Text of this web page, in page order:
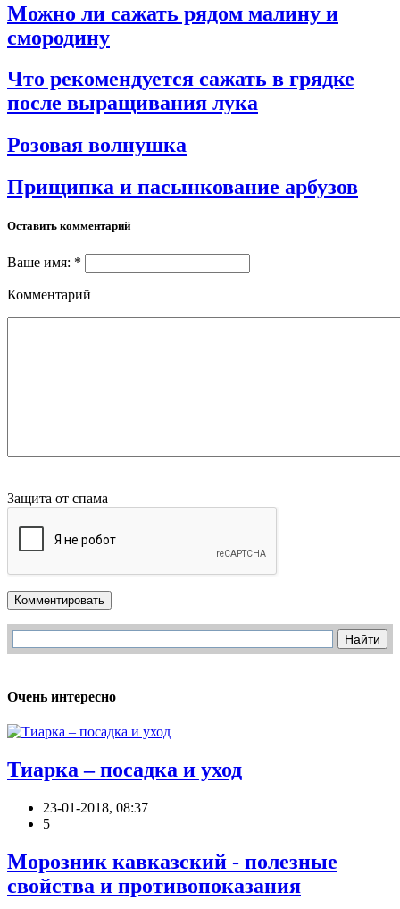
Можно ли сажать рядом малину и
смородину
Что рекомендуется сажать в грядке
после выращивания лука
Розовая волнушка
Прищипка и пасынкование арбузов
Оставить комментарий
Ваше имя: *
Комментарий
Защита от спама
Комментировать
Очень интересно
Тиарка – посадка и уход
23-01-2018, 08:37
5
Морозник кавказский - полезные
свойства и противопоказания